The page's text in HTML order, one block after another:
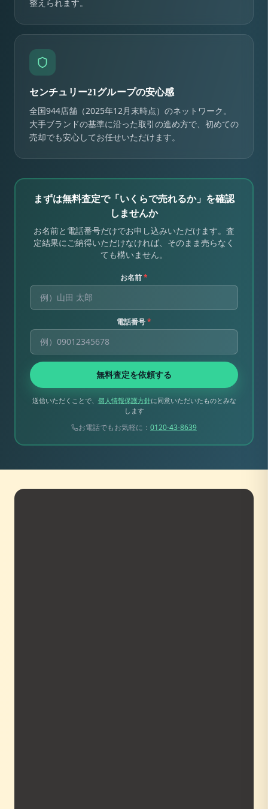
整えられます。
センチュリー21グループの安心感
全国944店舗（2025年12月末時点）のネットワーク。
大手ブランドの基準に沿った取引の進め方で、初めての
売却でも安心してお任せいただけます。
まずは無料査定で「いくらで売れるか」を確認
しませんか
お名前と電話番号だけでお申し込みいただけます。査
定結果にご納得いただけなければ、そのまま売らなく
ても構いません。
お名前*
電話番号*
無料査定を依頼する
送信いただくことで、 個人情報保護方針に同意いただいたものとみな
します
お電話でもお気軽に： 0120-43-8639